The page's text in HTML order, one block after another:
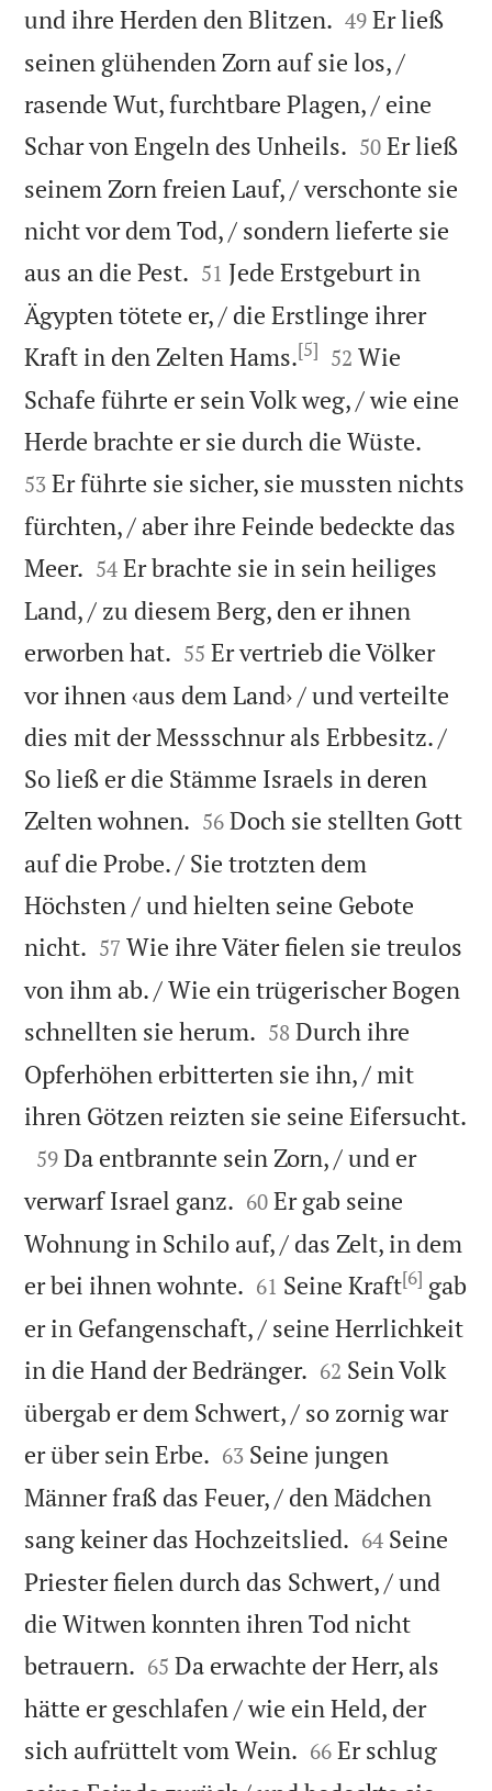
und ihre Herden den Blitzen. 

49 Er ließ
seinen glühenden Zorn auf sie los, /
rasende Wut, furchtbare Plagen, / eine
Schar von Engeln des Unheils. 

50 Er ließ
seinem Zorn freien Lauf, / verschonte sie
nicht vor dem Tod, / sondern lieferte sie
aus an die Pest. 

51 Jede Erstgeburt in
Ägypten tötete er, / die Erstlinge ihrer
Kraft in den Zelten Hams.[5] 

52 Wie
Schafe führte er sein Volk weg, / wie eine
Herde brachte er sie durch die Wüste.
53 Er führte sie sicher, sie mussten nichts
fürchten, / aber ihre Feinde bedeckte das
Meer. 

54 Er brachte sie in sein heiliges
Land, / zu diesem Berg, den er ihnen
erworben hat. 

55 Er vertrieb die Völker
vor ihnen ‹aus dem Land› / und verteilte
dies mit der Messschnur als Erbbesitz. /
So ließ er die Stämme Israels in deren
Zelten wohnen. 

56 Doch sie stellten Gott
auf die Probe. / Sie trotzten dem
Höchsten / und hielten seine Gebote
nicht. 

57 Wie ihre Väter fielen sie treulos
von ihm ab. / Wie ein trügerischer Bogen
schnellten sie herum. 

58 Durch ihre
Opferhöhen erbitterten sie ihn, / mit
ihren Götzen reizten sie seine Eifersucht.

59 Da entbrannte sein Zorn, / und er
verwarf Israel ganz. 

60 Er gab seine
Wohnung in Schilo auf, / das Zelt, in dem
er bei ihnen wohnte. 

61 Seine Kraft[6] gab
er in Gefangenschaft, / seine Herrlichkeit
in die Hand der Bedränger. 

62 Sein Volk
übergab er dem Schwert, / so zornig war
er über sein Erbe. 

63 Seine jungen
Männer fraß das Feuer, / den Mädchen
sang keiner das Hochzeitslied. 

64 Seine
Priester fielen durch das Schwert, / und
die Witwen konnten ihren Tod nicht
betrauern. 

65 Da erwachte der Herr, als
hätte er geschlafen / wie ein Held, der
sich aufrüttelt vom Wein. 

66 Er schlug